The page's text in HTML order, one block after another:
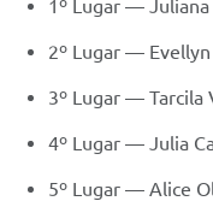
1º Lugar —
2º Lugar —
3º Lugar — Tarcila
4º Lugar — Julia
5º Lugar — Alice